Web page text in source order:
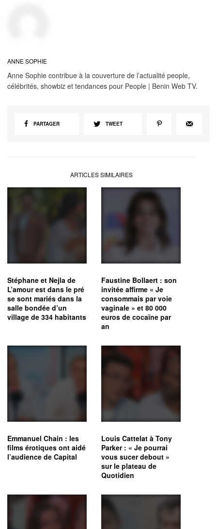
ANNE SOPHIE
Anne Sophie contribue à la couverture de l’actualité people,
célébrités, showbiz et tendances pour People | Benin Web TV.
PARTAGER TWEET
ARTICLES SIMILAIRES
Stéphane et Nejla de
L’amour est dans le pré
se sont mariés dans la
salle bondée d’un
village de 334 habitants
Faustine Bollaert : son
invitée affirme « Je
consommais par voie
vaginale » et 80 000
euros de cocaïne par
an
Emmanuel Chain : les
films érotiques ont aidé
l’audience de Capital
Louis Cattelat à Tony
Parker : « Je pourrai
vous sucer debout »
sur le plateau de
Quotidien